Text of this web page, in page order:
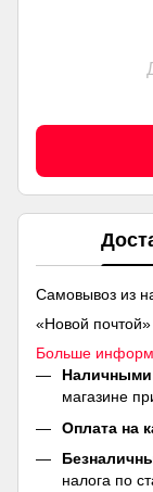
Самовывоз из
«Новой
Больше
Наличными
магазине
Оплата на
налога по